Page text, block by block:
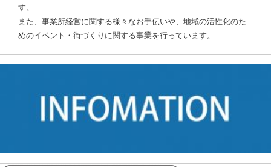
す。
また、事業所経営に関する様々なお手伝いや、地域の活性化のた
めのイベント・街づくりに関する事業を行っています。